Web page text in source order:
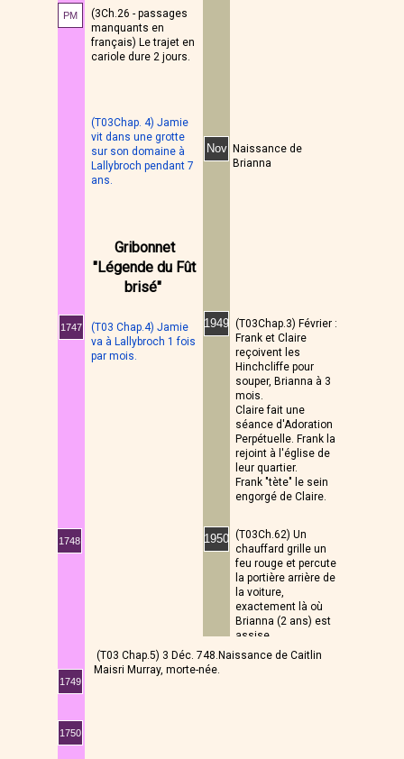
PM
(3Ch.26 - passages
manquants en
français) Le trajet en
cariole dure 2 jours.
Gribonnet
"Légende du Fût
brisé"
(T03Chap. 4) Jamie
vit dans une grotte
sur son domaine à
Lallybroch pendant 7
ans.
(T03 Chap.4) Jamie
va à Lallybroch 1 fois
par mois.
1747
Nov
Naissance de
Brianna
1949
1748
1749
(T03 Chap.5) 3 Déc. 748.Naissance de Caitlin
Maisri Murray, morte-née.
(T03Chap.3) Février :
Frank et Claire
reçoivent les
Hinchcliffe pour
souper, Brianna à 3
mois.
Claire fait une
séance d'Adoration
Perpétuelle. Frank la
rejoint à l'église de
leur quartier.
Frank "tète" le sein
engorgé de Claire.
1750
1950 (T03Ch.62) Un
chauffard grille un
feu rouge et percute
la portière arrière de
la voiture,
exactement là où
Brianna (2 ans) est
assise